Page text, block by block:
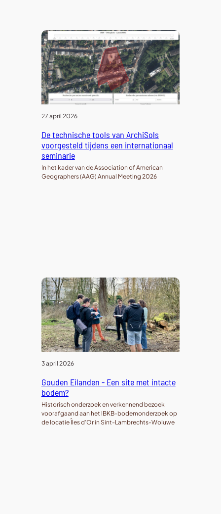
27 april 2026
De technische tools van ArchiSols
voorgesteld tijdens een internationaal
seminarie
In het kader van de Association of American
Geographers (AAG) Annual Meeting 2026
3 april 2026
Gouden Eilanden - Een site met intacte
bodem?
Historisch onderzoek en verkennend bezoek
voorafgaand aan het IBKB-bodemonderzoek op
de locatie Îles d’Or in Sint-Lambrechts-Woluwe